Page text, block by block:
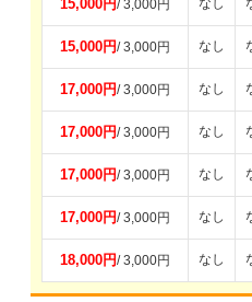
15,000円/ 3,000円 なし
15,000円/ 3,000円 なし
17,000円/ 3,000円 なし
17,000円/ 3,000円 なし
17,000円/ 3,000円 なし
17,000円/ 3,000円 なし
18,000円/ 3,000円 なし